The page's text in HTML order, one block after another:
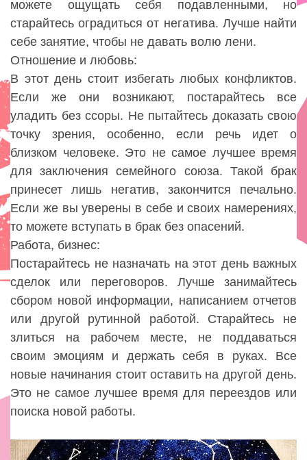
можете ощущать себя подавленными, но
старайтесь оградиться от негатива. Лучше найти
себе занятие, чтобы не давать волю лени.
Отношение и любовь:
В этот день стоит избегать любых конфликтов.
Если же они возникают, постарайтесь все
уладить без ссоры. Не пытайтесь доказать свою
точку зрения, особенно, если речь идет о
близком человеке. Это не самое лучшее время
для заключения семейного союза. Такой брак
принесет лишь негатив, закончится печально.
Если же вы уверены в себе и своих намерениях,
то можете вступать в брак без опасений.
Работа, бизнес:
Постарайтесь не назначать на этот день важных
сделок или переговоров. Лучше занимайтесь
сбором новой информации, написанием отчетов
или другой рутинной работой. Старайтесь не
злиться на рабочем месте, не поддаваться
своим эмоциям и держать себя в руках. Все
новые начинания стоит оставить на другой день.
Это не самое лучшее время для переездов или
поиска новой работы.